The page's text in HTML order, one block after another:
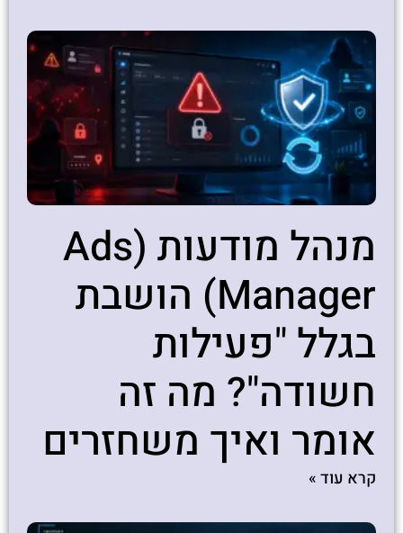
מנהל מודעות (Ads
Manager) הושבת
בגלל "פעילות
חשודה"? מה זה
אומר ואיך משחזרים
קרא עוד »